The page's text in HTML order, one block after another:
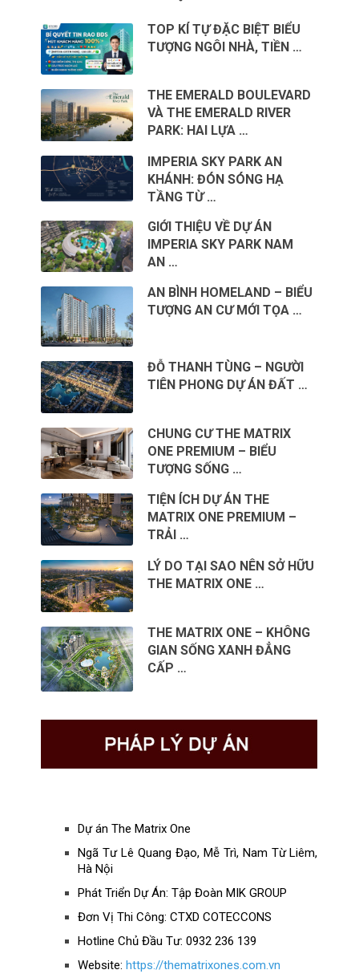
TOP KÍ TỰ ĐẶC BIỆT BIỂU
TƯỢNG NGÔI NHÀ, TIỀN …
THE EMERALD BOULEVARD
VÀ THE EMERALD RIVER
PARK: HAI LỰA …
IMPERIA SKY PARK AN
KHÁNH: ĐÓN SÓNG HẠ
TẦNG TỪ …
GIỚI THIỆU VỀ DỰ ÁN
IMPERIA SKY PARK NAM
AN …
AN BÌNH HOMELAND – BIỂU
TƯỢNG AN CƯ MỚI TỌA …
ĐỖ THANH TÙNG – NGƯỜI
TIÊN PHONG DỰ ÁN ĐẤT …
CHUNG CƯ THE MATRIX
ONE PREMIUM – BIỂU
TƯỢNG SỐNG …
TIỆN ÍCH DỰ ÁN THE
MATRIX ONE PREMIUM –
TRẢI …
LÝ DO TẠI SAO NÊN SỞ HỮU
THE MATRIX ONE …
THE MATRIX ONE – KHÔNG
GIAN SỐNG XANH ĐẲNG
CẤP …
Dự án The Matrix One
Ngã Tư Lê Quang Đạo, Mễ Trì, Nam Từ Liêm,
Hà Nội
Phát Triển Dự Án: Tập Đoàn MIK GROUP
Đơn Vị Thi Công: CTXD COTECCONS
Hotline Chủ Đầu Tư: 0932 236 139
Website: https://thematrixones.com.vn